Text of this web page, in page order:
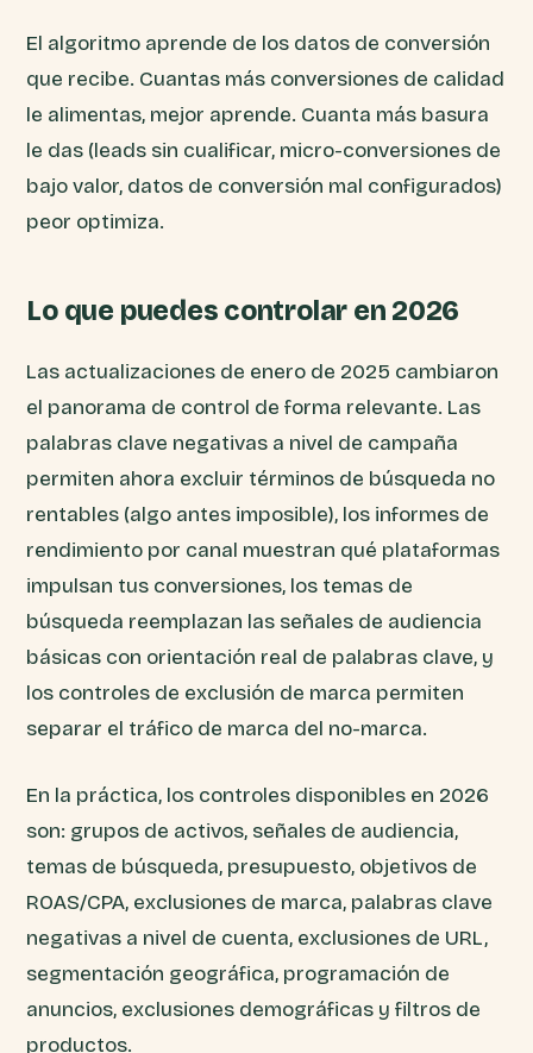
El algoritmo aprende de los datos de conversión
que recibe. Cuantas más conversiones de calidad
le alimentas, mejor aprende. Cuanta más basura
le das (leads sin cualificar, micro-conversiones de
bajo valor, datos de conversión mal configurados)
peor optimiza.
Lo que puedes controlar en 2026
Las actualizaciones de enero de 2025 cambiaron
el panorama de control de forma relevante. Las
palabras clave negativas a nivel de campaña
permiten ahora excluir términos de búsqueda no
rentables (algo antes imposible), los informes de
rendimiento por canal muestran qué plataformas
impulsan tus conversiones, los temas de
búsqueda reemplazan las señales de audiencia
básicas con orientación real de palabras clave, y
los controles de exclusión de marca permiten
separar el tráfico de marca del no-marca.
En la práctica, los controles disponibles en 2026
son: grupos de activos, señales de audiencia,
temas de búsqueda, presupuesto, objetivos de
ROAS/CPA, exclusiones de marca, palabras clave
negativas a nivel de cuenta, exclusiones de URL,
segmentación geográfica, programación de
anuncios, exclusiones demográficas y filtros de
productos.